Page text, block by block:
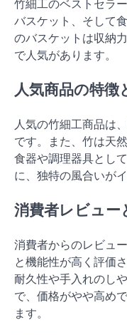
竹細工のベストセラ
バスケット、そして
のバスケットは収納
で人気があります。
人気商品の特徴
人気の竹細工商品は
です。また、竹は天
食器や調理器具とし
に、独特の風合いが
消費者レビュー
消費者からのレビュ
と機能性が高く評価
耐久性や手入れのし
で、価格がやや高め
ます。